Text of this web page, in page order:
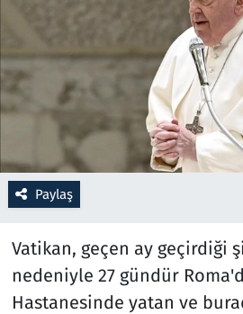
Paylaş
Vatikan, geçen ay geçirdiği
nedeniyle 27 gündür
Hastanesinde yatan ve
Rüya Tabirleri
Sağlık
Savunma Sanayi
Seçim 2023
Spor
Teknoloji ve Bilim
Televizyon